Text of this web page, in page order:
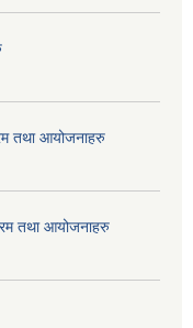
तथा आयोजनाहरु
तथा आयोजनाहरु